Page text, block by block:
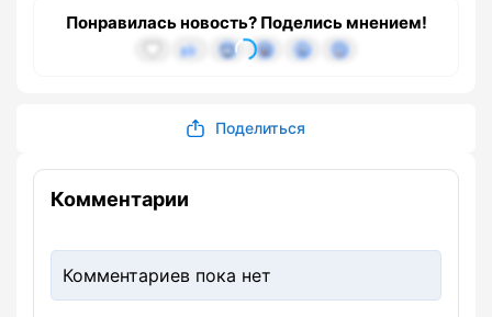
Понравилась новость? Поделись мнением!
Поделиться
Комментарии
Комментариев пока нет